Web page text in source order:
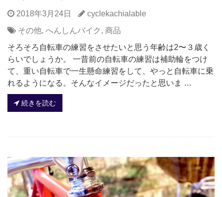
2018年3月24日
cyclekachialable
その他, へんしんバイク , 商品
そろそろ自転車の練習をさせたいと思う年齢は2〜３歳く
らいでしょうか。 一昔前の自転車の練習は補助輪をつけ
て、重い自転車で一生懸命練習をして、やっと自転車に乗
れるようになる。そんなイメージだったと思いま …
続きを読む